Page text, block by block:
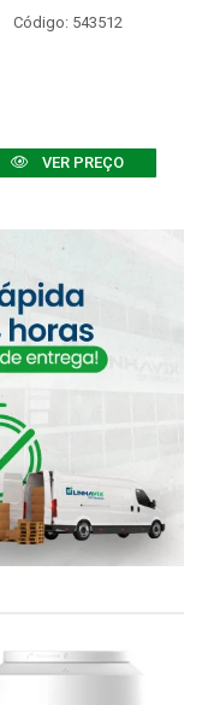
Código: 543512
VER PREÇO